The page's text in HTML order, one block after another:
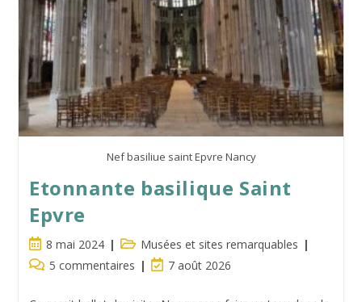
Nef basiliue saint Epvre Nancy
Etonnante basilique Saint
Epvre
Publication
publiée :
8 mai 2024
Post
category:
Musées et sites remarquables
Commentaires
la
5 commentaires
Dernière
de
7 août 2026